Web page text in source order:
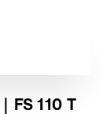
｜FS 110 T